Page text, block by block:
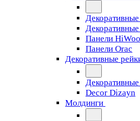
Панели
Панели Orac
Декоративные
Decor Dizayn
Молдинги